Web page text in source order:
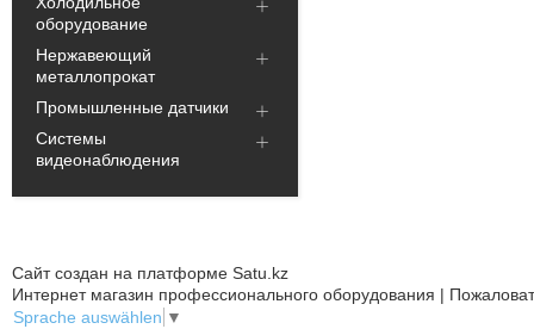
оборудование
Нержавеющий
металлопрокат
Промышленные датчики
Системы
видеонаблюдения
Сайт создан на платформе Satu.kz
Интернет магазин профессионального оборудования |
Sprache auswählen ▼